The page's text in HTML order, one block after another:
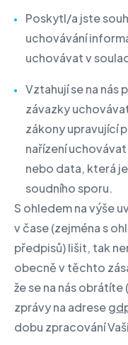
Poskytl/a jste
uchovávání
uchovávat v
Vztahují se na nás
závazky
zákony upravující
nařízení
nebo data, která
soudního sporu.
S ohledem na výše
v čase (zejména s
předpisů) lišit, tak
obecně v těchto
že se na nás
zprávy na adrese
dobu zpracování